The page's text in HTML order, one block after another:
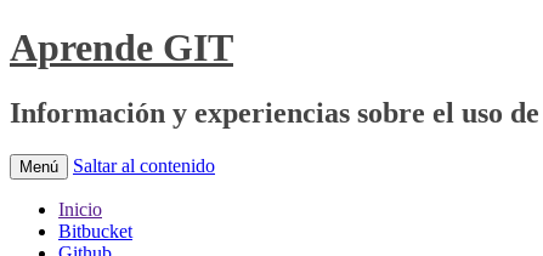
Aprende GIT
Información y experiencias sobre el uso
Menú Saltar al contenido
Inicio
Bitbucket